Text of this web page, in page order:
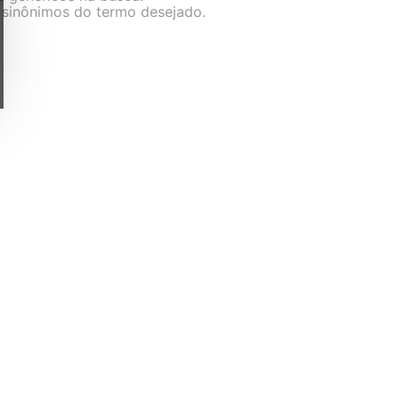
sinônimos do termo desejado.